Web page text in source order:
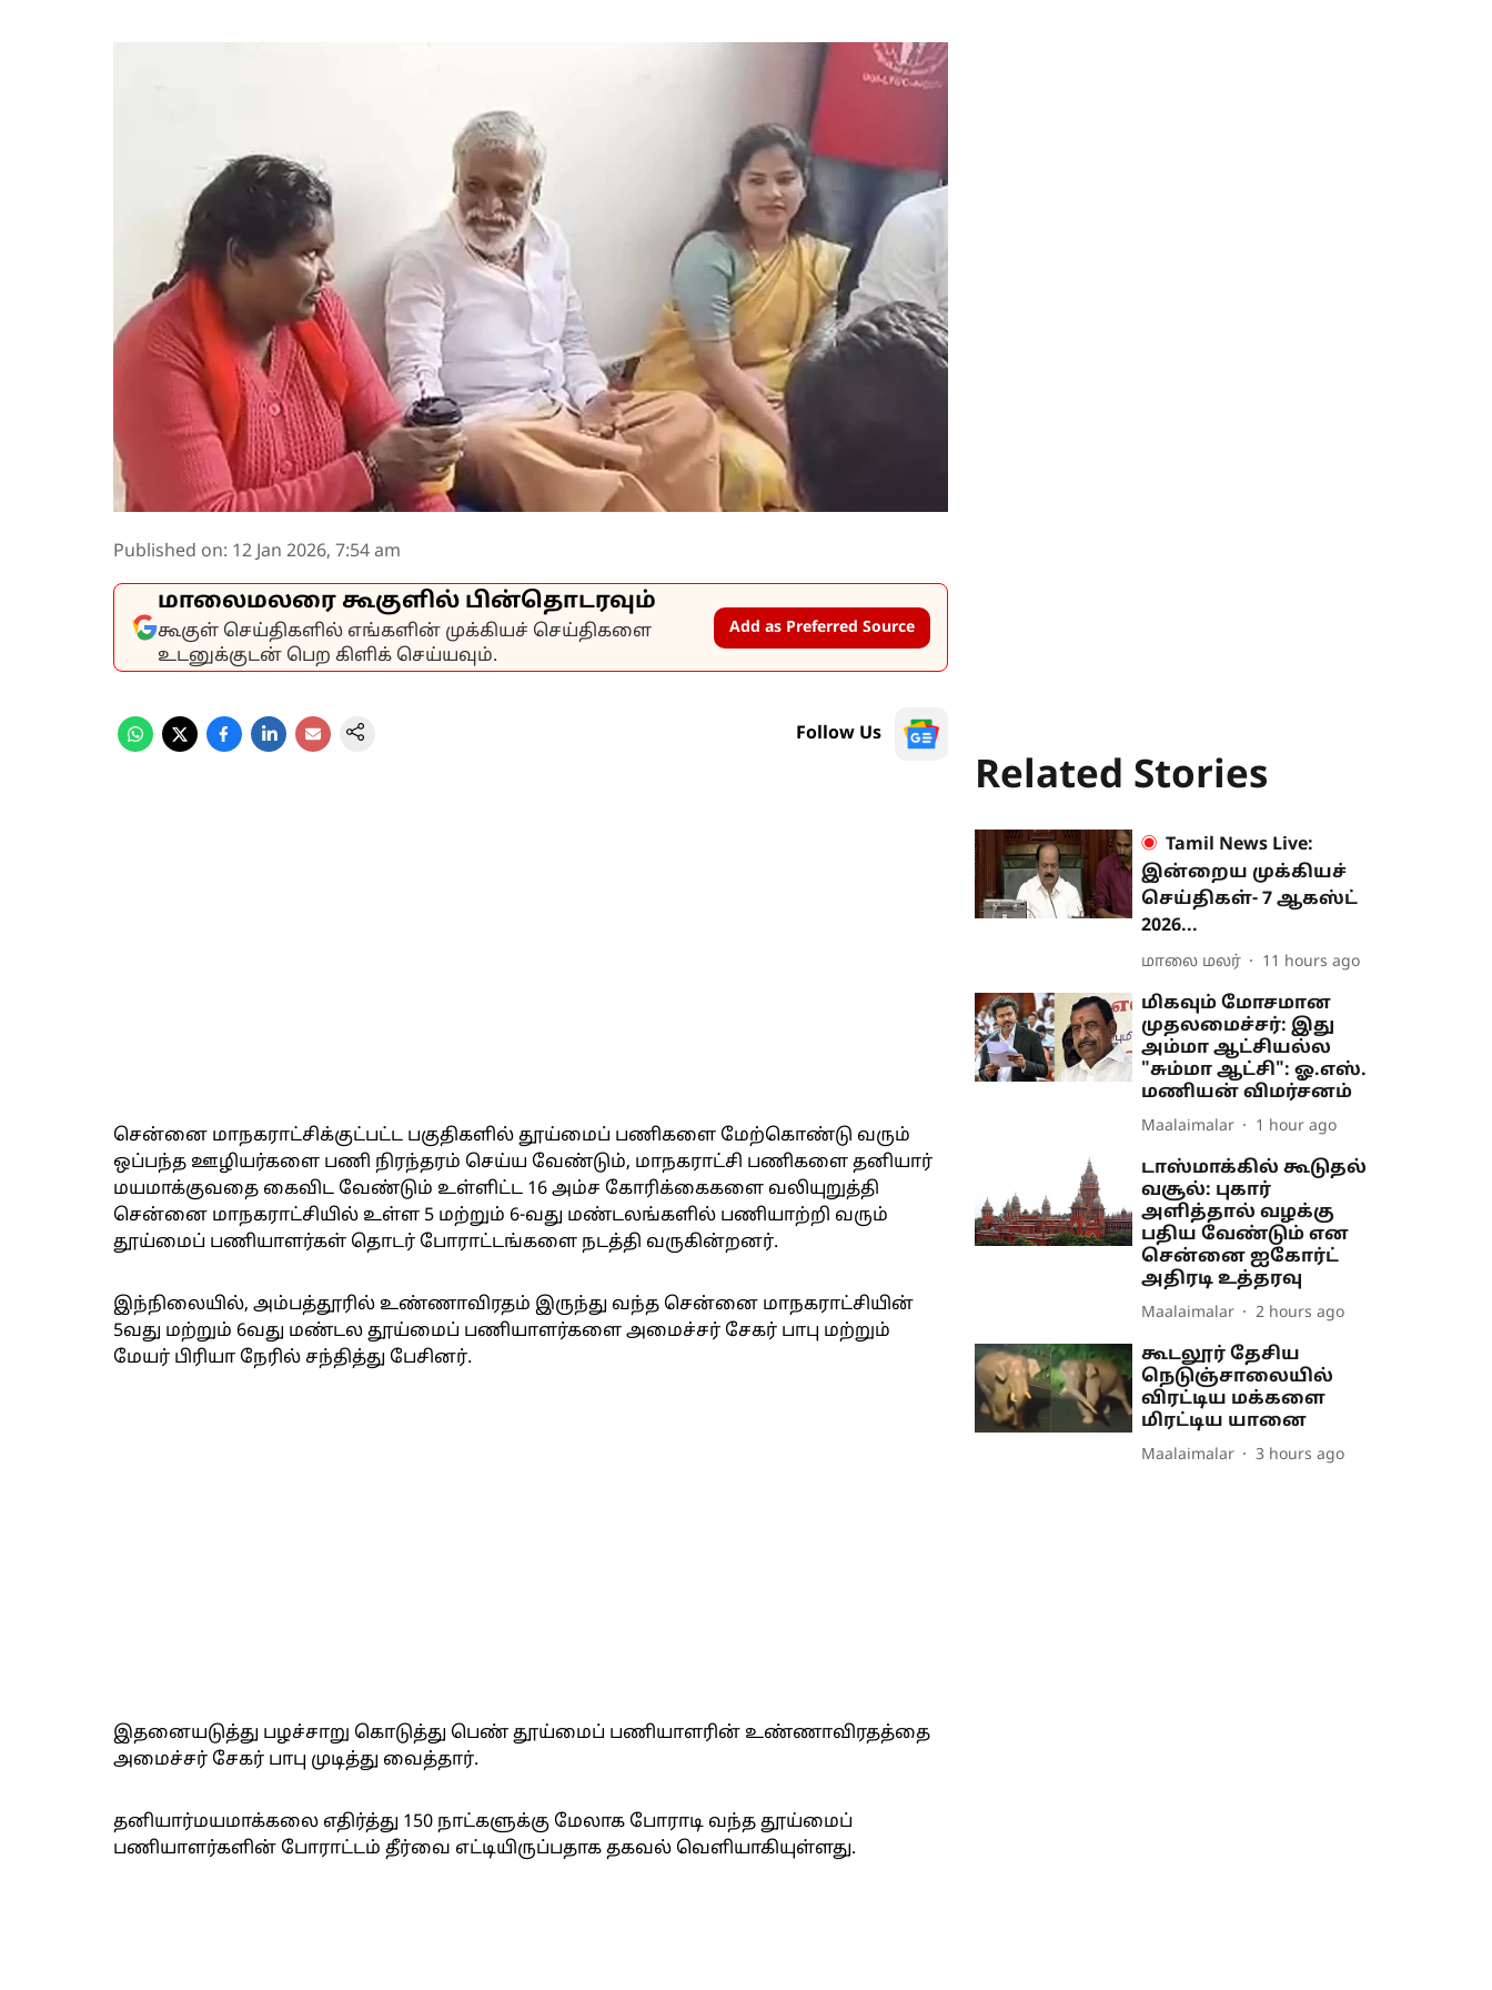
Published on: 12 Jan 2026, 7:54 am
மாலைமலரை கூகுளில் பின்தொடரவும்
கூகுள் செய்திகளில் எங்களின் முக்கியச் செய்திகளை
உடனுக்குடன் பெற கிளிக் செய்யவும்.
Add as Preferred Source
Follow Us
சென்னை மாநகராட்சிக்குட்பட்ட பகுதிகளில் தூய்மைப் பணிகளை மேற்கொண்டு வரும்
ஒப்பந்த ஊழியர்களை பணி நிரந்தரம் செய்ய வேண்டும், மாநகராட்சி பணிகளை தனியார்
மயமாக்குவதை கைவிட வேண்டும் உள்ளிட்ட 16 அம்ச கோரிக்கைகளை வலியுறுத்தி
சென்னை மாநகராட்சியில் உள்ள 5 மற்றும் 6-வது மண்டலங்களில் பணியாற்றி வரும்
தூய்மைப் பணியாளர்கள் தொடர் போராட்டங்களை நடத்தி வருகின்றனர்.
இந்நிலையில், அம்பத்தூரில் உண்ணாவிரதம் இருந்து வந்த சென்னை மாநகராட்சியின்
5வது மற்றும் 6வது மண்டல தூய்மைப் பணியாளர்களை அமைச்சர் சேகர் பாபு மற்றும்
மேயர் பிரியா நேரில் சந்தித்து பேசினர்.
இதனையடுத்து பழச்சாறு கொடுத்து பெண் தூய்மைப் பணியாளரின் உண்ணாவிரதத்தை
அமைச்சர் சேகர் பாபு முடித்து வைத்தார்.
தனியார்மயமாக்கலை எதிர்த்து 150 நாட்களுக்கு மேலாக போராடி வந்த தூய்மைப்
பணியாளர்களின் போராட்டம் தீர்வை எட்டியிருப்பதாக தகவல் வெளியாகியுள்ளது.
Related Stories
Tamil News Live:
இன்றைய முக்கியச்
செய்திகள்- 7 ஆகஸ்ட்
2026...
மாலை மலர் 11 hours ago
மிகவும் மோசமான
முதலமைச்சர்: இது
அம்மா ஆட்சியல்ல
"சும்மா ஆட்சி": ஓ.எஸ்.
மணியன் விமர்சனம்
Maalaimalar 1 hour ago
டாஸ்மாக்கில் கூடுதல்
வசூல்: புகார்
அளித்தால் வழக்கு
பதிய வேண்டும் என
சென்னை ஐகோர்ட்
அதிரடி உத்தரவு
Maalaimalar 2 hours ago
கூடலூர் தேசிய
நெடுஞ்சாலையில்
விரட்டிய மக்களை
மிரட்டிய யானை
Maalaimalar 3 hours ago